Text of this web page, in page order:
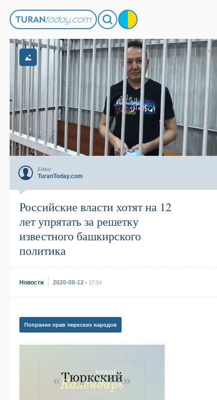
Editor
TuranToday.com
Российские власти хотят на 12
лет упрятать за решетку
известного башкирского
политика
Новости 2020-08-12 • 17:54
Попрание прав тюркских народов